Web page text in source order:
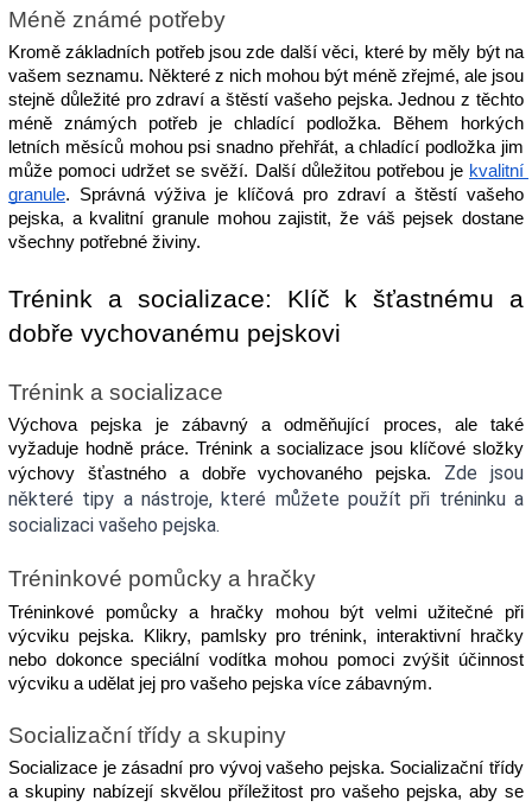
Méně známé potřeby
Kromě základních potřeb jsou zde další věci, které by měly být na
vašem seznamu. Některé z nich mohou být méně zřejmé, ale jsou
stejně důležité pro zdraví a štěstí vašeho pejska. Jednou z těchto
méně známých potřeb je chladící podložka. Během horkých
letních měsíců mohou psi snadno přehřát, a chladící podložka jim
může pomoci udržet se svěží. Další důležitou potřebou je kvalitní
granule. Správná výživa je klíčová pro zdraví a štěstí vašeho
pejska, a kvalitní granule mohou zajistit, že váš pejsek dostane
všechny potřebné živiny.
Trénink a socializace: Klíč k šťastnému a
dobře vychovanému pejskovi
Trénink a socializace
Výchova pejska je zábavný a odměňující proces, ale také
vyžaduje hodně práce. Trénink a socializace jsou klíčové složky
výchovy šťastného a dobře vychovaného pejska. Zde jsou
některé tipy a nástroje, které můžete použít při tréninku a
socializaci vašeho pejska.
Tréninkové pomůcky a hračky
Tréninkové pomůcky a hračky mohou být velmi užitečné při
výcviku pejska. Klikry, pamlsky pro trénink, interaktivní hračky
nebo dokonce speciální vodítka mohou pomoci zvýšit účinnost
výcviku a udělat jej pro vašeho pejska více zábavným.
Socializační třídy a skupiny
Socializace je zásadní pro vývoj vašeho pejska. Socializační třídy
a skupiny nabízejí skvělou příležitost pro vašeho pejska, aby se